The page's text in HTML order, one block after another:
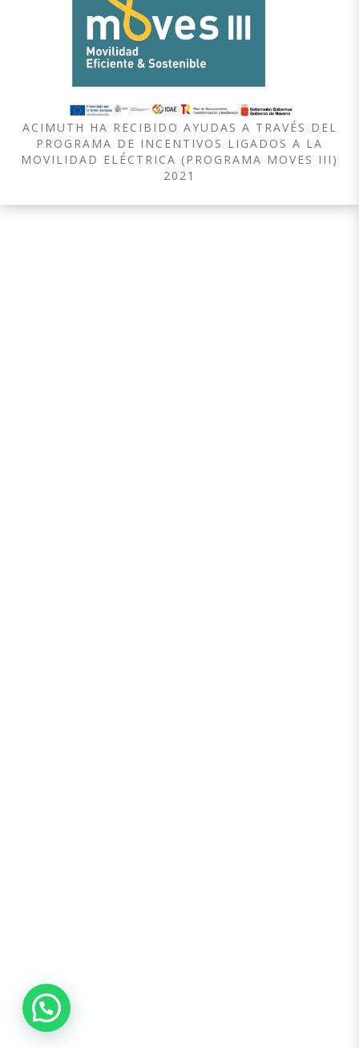
ACIMUTH HA RECIBIDO AYUDAS A TRAVÉS DEL
PROGRAMA DE INCENTIVOS LIGADOS A LA
MOVILIDAD ELÉCTRICA (PROGRAMA MOVES III)
2021